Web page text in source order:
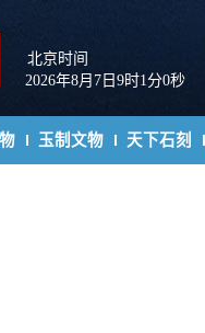
北京时间
2026年8月7日9时1分0秒
玉制文物 天下石刻